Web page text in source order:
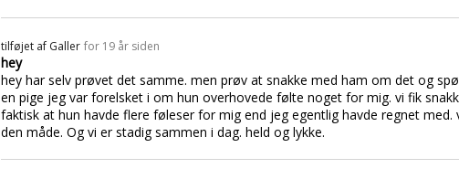
tilføjet af Galler for 19 år siden
hey
hey har selv prøvet det samme. men prøv at snakke med ham om det og
en pige jeg var forelsket i om hun overhovede følte noget for mig. vi fik
faktisk at hun havde flere føleser for mig end jeg egentlig havde regnet
den måde. Og vi er stadig sammen i dag. held og lykke.